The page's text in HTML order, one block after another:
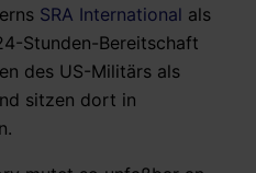
SRA International als
Stunden-Bereitschaft
des US-Militärs als
sitzen dort in